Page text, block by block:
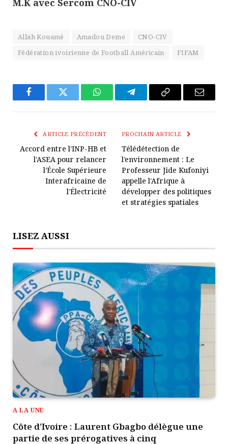
M.K avec Sercom CNO-CIV
Allah Kouamé Amadou Deme
CNO-CIV
Fédération ivoirienne de Football Américain
FIFAM
FacebookTwitter WhatsAppTélégrammeCopier
Lien
E-
ARTICLE PRÉCÉDENT
Accord entre l’INP-HB et
l’ASEA pour relancer
l’École Supérieure
Interafricaine de
l’Électricité
PROCHAIN ARTICLE
Télédétection de
l’environnement : Le
Professeur Jide Kufoniyi
appelle l’Afrique à
développer des politiques
et stratégies spatiales
LISEZ AUSSI
A LA UNE
Côte d’Ivoire : Laurent Gbagbo délègue une
partie de ses prérogatives à cinq